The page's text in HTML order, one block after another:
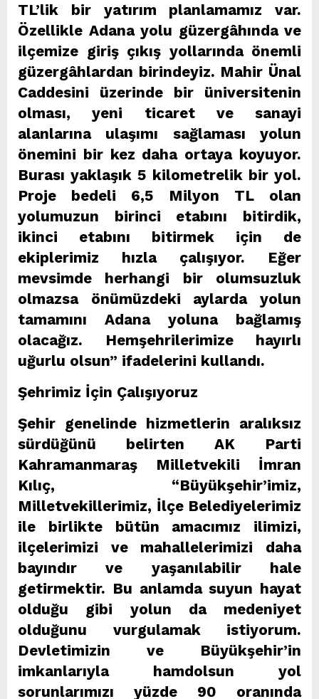
TL’lik bir yatırım planlamamız var.
Özellikle Adana yolu güzergâhında ve
ilçemize giriş çıkış yollarında önemli
güzergâhlardan birindeyiz. Mahir Ünal
Caddesini üzerinde bir üniversitenin
olması, yeni ticaret ve sanayi
alanlarına ulaşımı sağlaması yolun
önemini bir kez daha ortaya koyuyor.
Burası yaklaşık 5 kilometrelik bir yol.
Proje bedeli 6,5 Milyon TL olan
yolumuzun birinci etabını bitirdik,
ikinci etabını bitirmek için de
ekiplerimiz hızla çalışıyor. Eğer
mevsimde herhangi bir olumsuzluk
olmazsa önümüzdeki aylarda yolun
tamamını Adana yoluna bağlamış
olacağız. Hemşehrilerimize hayırlı
uğurlu olsun” ifadelerini kullandı.
Şehrimiz İçin Çalışıyoruz
Şehir genelinde hizmetlerin aralıksız
sürdüğünü belirten AK Parti
Kahramanmaraş Milletvekili İmran
Kılıç, “Büyükşehir’imiz,
Milletvekillerimiz, İlçe Belediyelerimiz
ile birlikte bütün amacımız ilimizi,
ilçelerimizi ve mahallelerimizi daha
bayındır ve yaşanılabilir hale
getirmektir. Bu anlamda suyun hayat
olduğu gibi yolun da medeniyet
olduğunu vurgulamak istiyorum.
Devletimizin ve Büyükşehir’in
imkanlarıyla hamdolsun yol
sorunlarımızı yüzde 90 oranında